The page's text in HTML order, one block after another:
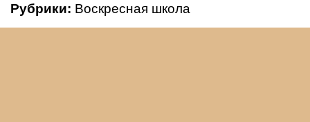
Рубрики: Воскресная школа